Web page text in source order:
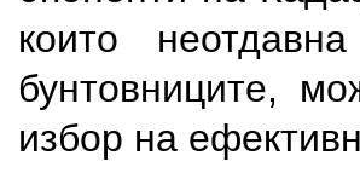
които
бунтовниците,
избор на